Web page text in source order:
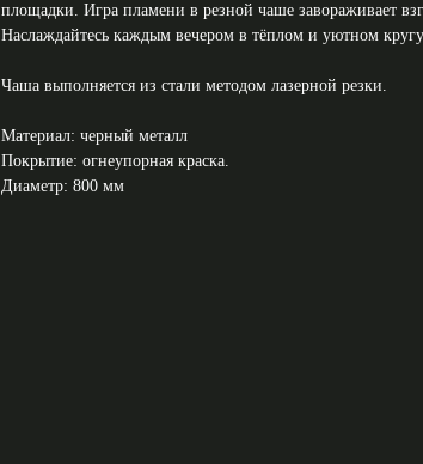
площадки. Игра пламени в резной чаше завораживает
Наслаждайтесь каждым вечером в тёплом и уютном кругу
Чаша выполняется из стали методом лазерной резки.
Материал: черный металл
Покрытие: огнеупорная краска.
Диаметр: 800 мм